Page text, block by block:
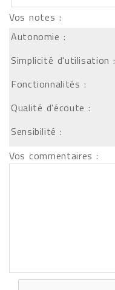
Vos notes :
Autonomie :
Simplicité d'utilisation :
Fonctionnalités :
Qualité d'écoute :
Sensibilité :
Vos commentaires :